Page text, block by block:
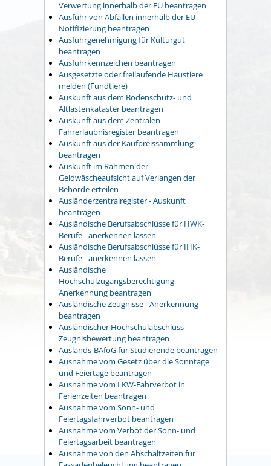
Verwertung innerhalb der EU beantragen
Ausfuhr von Abfällen innerhalb der EU -
Notifizierung beantragen
Ausfuhrgenehmigung für Kulturgut
beantragen
Ausfuhrkennzeichen beantragen
Ausgesetzte oder freilaufende Haustiere
melden (Fundtiere)
Auskunft aus dem Bodenschutz- und
Altlastenkataster beantragen
Auskunft aus dem Zentralen
Fahrerlaubnisregister beantragen
Auskunft aus der Kaufpreissammlung
beantragen
Auskunft im Rahmen der
Geldwäscheaufsicht auf Verlangen der
Behörde erteilen
Ausländerzentralregister - Auskunft
beantragen
Ausländische Berufsabschlüsse für HWK-
Berufe - anerkennen lassen
Ausländische Berufsabschlüsse für IHK-
Berufe - anerkennen lassen
Ausländische
Hochschulzugangsberechtigung -
Anerkennung beantragen
Ausländische Zeugnisse - Anerkennung
beantragen
Ausländischer Hochschulabschluss -
Zeugnisbewertung beantragen
Auslands-BAföG für Studierende beantragen
Ausnahme vom Gesetz über die Sonntage
und Feiertage beantragen
Ausnahme vom LKW-Fahrverbot in
Ferienzeiten beantragen
Ausnahme vom Sonn- und
Feiertagsfahrverbot beantragen
Ausnahme vom Verbot der Sonn- und
Feiertagsarbeit beantragen
Ausnahme von den Abschaltzeiten für